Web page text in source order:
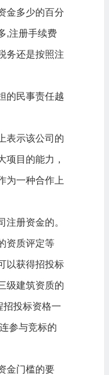
金多少的百分
,注册手续费
务还是按照注
的民事责任越
表示该公司的
项目的能力，
为一种合作上
注册资金的。
资质评定等
以获得招投标
级建筑资质的
招投标资格一
参与竞标的
金门槛的要